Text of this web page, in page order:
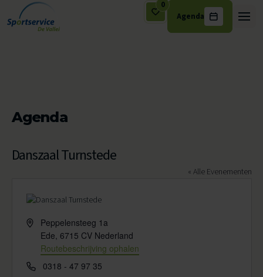
Ga naar de inhoud
0
Agenda
Agenda
Danszaal Turnstede
« Alle Evenementen
AdresPeppelensteeg 1a
Ede 6715 CV Nederland
Routebeschrijving ophalen
Telefoon0318 - 47 97 35